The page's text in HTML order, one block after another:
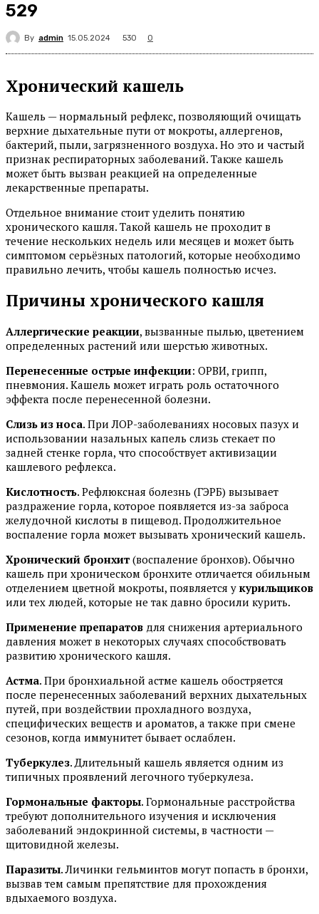
529
By admin 15.05.2024 530 0
Хронический кашель
Кашель — нормальный рефлекс, позволяющий очищать
верхние дыхательные пути от мокроты, аллергенов,
бактерий, пыли, загрязненного воздуха. Но это и частый
признак респираторных заболеваний. Также кашель
может быть вызван реакцией на определенные
лекарственные препараты.
Отдельное внимание стоит уделить понятию
хронического кашля. Такой кашель не проходит в
течение нескольких недель или месяцев и может быть
симптомом серьёзных патологий, которые необходимо
правильно лечить, чтобы кашель полностью исчез.
Причины хронического кашля
Аллергические реакции, вызванные пылью, цветением
определенных растений или шерстью животных.
Перенесенные острые инфекции: ОРВИ, грипп,
пневмония. Кашель может играть роль остаточного
эффекта после перенесенной болезни.
Слизь из носа. При ЛОР-заболеваниях носовых пазух и
использовании назальных капель слизь стекает по
задней стенке горла, что способствует активизации
кашлевого рефлекса.
Кислотность. Рефлюксная болезнь (ГЭРБ) вызывает
раздражение горла, которое появляется из-за заброса
желудочной кислоты в пищевод. Продолжительное
воспаление горла может вызывать хронический кашель.
Хронический бронхит (воспаление бронхов). Обычно
кашель при хроническом бронхите отличается обильным
отделением цветной мокроты, появляется у курильщиков
или тех людей, которые не так давно бросили курить.
Применение препаратов для снижения артериального
давления может в некоторых случаях способствовать
развитию хронического кашля.
Астма. При бронхиальной астме кашель обостряется
после перенесенных заболеваний верхних дыхательных
путей, при воздействии прохладного воздуха,
специфических веществ и ароматов, а также при смене
сезонов, когда иммунитет бывает ослаблен.
Туберкулез. Длительный кашель является одним из
типичных проявлений легочного туберкулеза.
Гормональные факторы. Гормональные расстройства
требуют дополнительного изучения и исключения
заболеваний эндокринной системы, в частности —
щитовидной железы.
Паразиты. Личинки гельминтов могут попасть в бронхи,
вызвав тем самым препятствие для прохождения
вдыхаемого воздуха.